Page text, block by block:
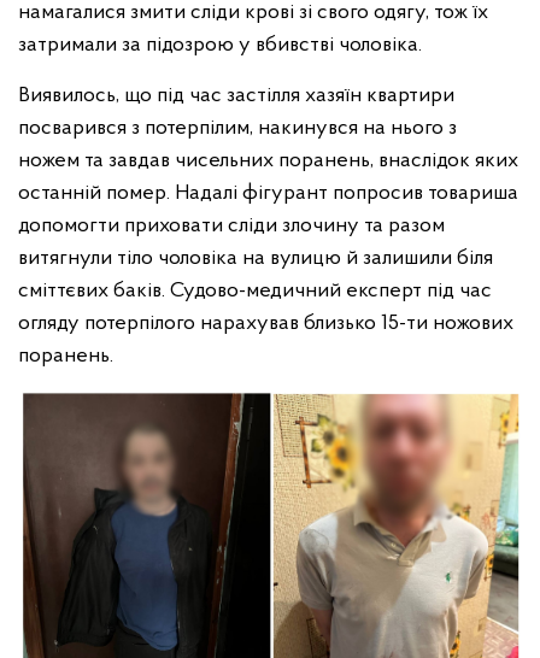
намагалися змити сліди крові зі свого одягу, тож їх
затримали за підозрою у вбивстві чоловіка.
Виявилось, що під час застілля хазяїн квартири
посварився з потерпілим, накинувся на нього з
ножем та завдав чисельних поранень, внаслідок яких
останній помер. Надалі фігурант попросив товариша
допомогти приховати сліди злочину та разом
витягнули тіло чоловіка на вулицю й залишили біля
сміттєвих баків. Судово-медичний експерт під час
огляду потерпілого нарахував близько 15-ти ножових
поранень.